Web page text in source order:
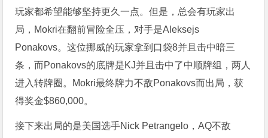
玩家都希望能够坚持更久一点。但是，总会有玩家出
局，Mokri在翻前冒险全压，对手是Aleksejs
Ponakovs。这位挪威的玩家拿到口袋8并且击中暗三
条，而Ponakovs的底牌是KJ并且击中了中顺牌组，两人
进入转牌圈。Mokri最终牌力不敌Ponakovs而出局，获
得奖金$860,000。
接下来出局的是美国选手Nick Petrangelo，AQ不敌